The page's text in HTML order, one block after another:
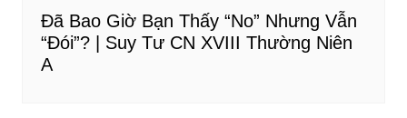
Đã Bao Giờ Bạn Thấy “No” Nhưng Vẫn
“Đói”? | Suy Tư CN XVIII Thường Niên
A